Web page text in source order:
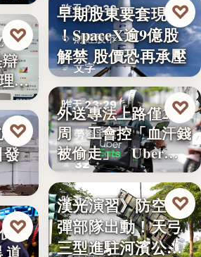
的
♡
建
♡
走
道
♡
昨天 23:30
財經股市
文字
早期股東要套現了
！SpaceX逾9億股
解禁 股價恐再承壓
♡
昨天 23:29
勞資爭議
32
外送專法上路僅2
周 工會控「血汗錢
被偷走」 Uber…
♡
昨天 23:13
軍事演習
漢光演習》防空飛
彈部隊出動！天弓
三型進駐河濱公
♡